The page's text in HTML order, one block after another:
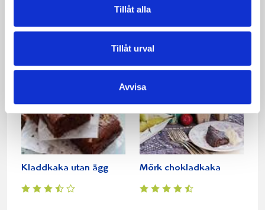
Tillåt alla
Tillåt urval
Avvisa
Kladdkaka
Kladdkaka utan ägg Mörk chokladkaka